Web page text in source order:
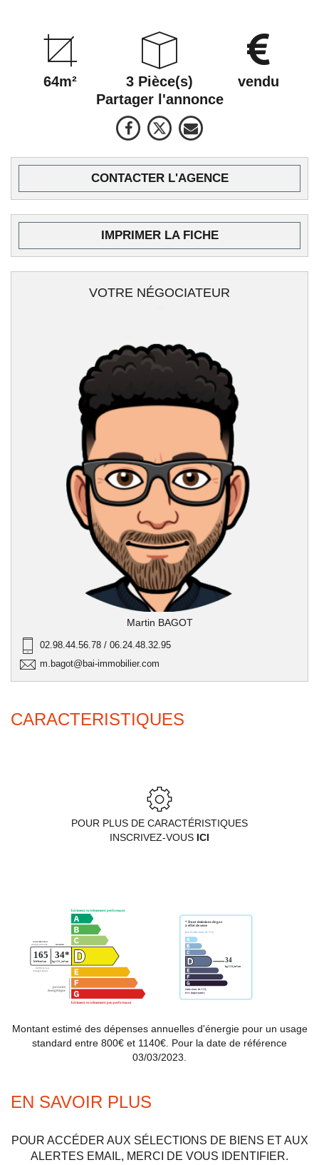
64m² 3 Pièce(s)
vendu
Partager l'annonce
CONTACTER L'AGENCE
IMPRIMER LA FICHE
VOTRE NÉGOCIATEUR
Martin BAGOT
02.98.44.56.78 / 06.24.48.32.95
m.bagot@bai-immobilier.com
CARACTERISTIQUES
POUR PLUS DE CARACTÉRISTIQUES
INSCRIVEZ-VOUS ICI
Montant estimé des dépenses annuelles d'énergie pour un usage
standard entre 800€ et 1140€. Pour la date de référence
03/03/2023.
EN SAVOIR PLUS
POUR ACCÉDER AUX SÉLECTIONS DE BIENS ET AUX
ALERTES EMAIL, MERCI DE VOUS IDENTIFIER.